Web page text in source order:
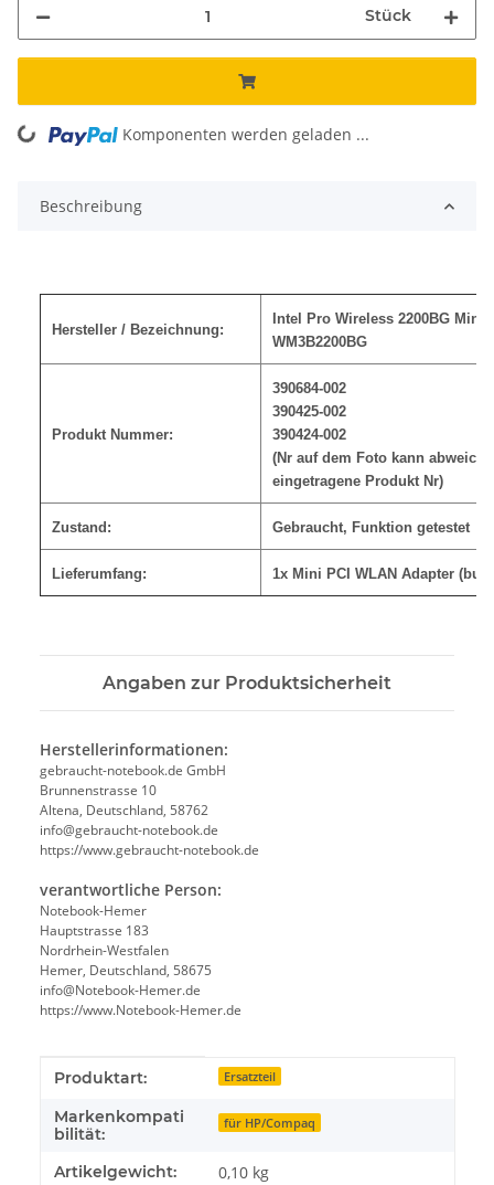
Stück
Loading... Komponenten werden geladen ...
Beschreibung
Hersteller / Bezeichnung:
Intel Pro Wireless 2200BG Mini
WM3B2200BG
Produkt Nummer:
390684-002
390425-002
390424-002
(Nr auf dem Foto kann
eingetragene Produkt Nr)
Zustand: Gebraucht, Funktion getestet
Lieferumfang: 1x Mini PCI WLAN Adapter
Angaben zur Produktsicherheit
Herstellerinformationen:
gebraucht-notebook.de GmbH
Brunnenstrasse 10
Altena, Deutschland, 58762
info@gebraucht-notebook.de
https://www.gebraucht-notebook.de
verantwortliche Person:
Notebook-Hemer
Hauptstrasse 183
Nordrhein-Westfalen
Hemer, Deutschland, 58675
info@Notebook-Hemer.de
https://www.Notebook-Hemer.de
Produkteigenschaft
Wert
Produktart: Ersatzteil
Markenkompati
bilität:
für HP/Compaq
Artikelgewicht: 0,10 kg